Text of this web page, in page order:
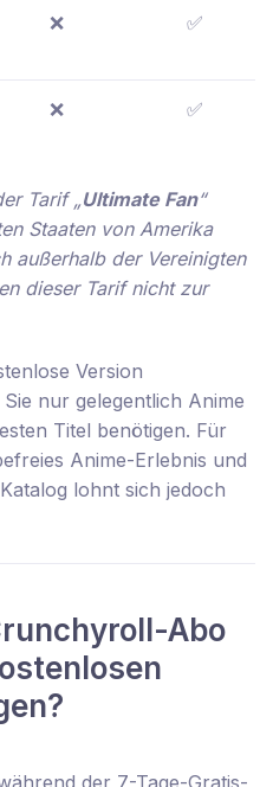
❌ ✅
❌ ✅
Tarif „Ultimate Fan“
Staaten von Amerika
außerhalb der Vereinigten
dieser Tarif nicht zur
Version
nur gelegentlich Anime
Titel benötigen. Für
Anime-Erlebnis und
lohnt sich jedoch
Abo
der 7-Tage-Gratis-